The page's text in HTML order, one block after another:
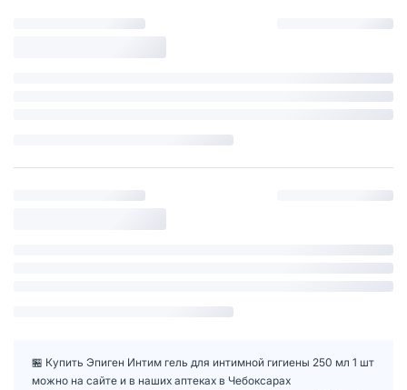
🏪 Купить Эпиген Интим гель для интимной гигиены 250 мл 1 шт
можно на сайте и в наших аптеках в Чебоксарах